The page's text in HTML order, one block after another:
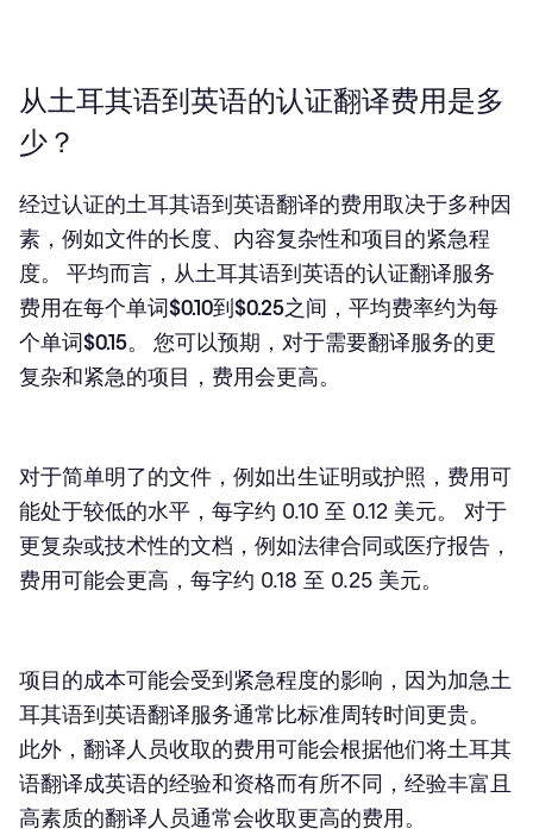
从土耳其语到英语的认证翻译费用是多
少？
经过认证的土耳其语到英语翻译的费用取决于多种因
素，例如文件的长度、内容复杂性和项目的紧急程
度。 平均而言，从土耳其语到英语的认证翻译服务
费用在每个单词$0.10到$0.25之间，平均费率约为每
个单词$0.15。 您可以预期，对于需要翻译服务的更
复杂和紧急的项目，费用会更高。
对于简单明了的文件，例如出生证明或护照，费用可
能处于较低的水平，每字约 0.10 至 0.12 美元。 对于
更复杂或技术性的文档，例如法律合同或医疗报告，
费用可能会更高，每字约 0.18 至 0.25 美元。
项目的成本可能会受到紧急程度的影响，因为加急土
耳其语到英语翻译服务通常比标准周转时间更贵。
此外，翻译人员收取的费用可能会根据他们将土耳其
语翻译成英语的经验和资格而有所不同，经验丰富且
高素质的翻译人员通常会收取更高的费用。